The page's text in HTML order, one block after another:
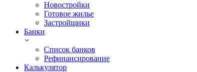
Новостройки
Готовое жилье
Застройщики
Банки
Список банков
Рефинансирование
Калькулятор